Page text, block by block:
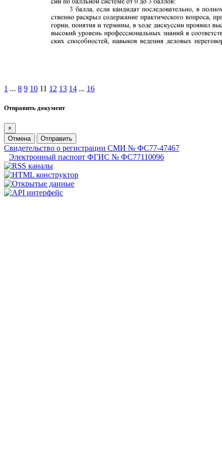
1 ... 8 9 10 11 12 13 14 ... 16
Отправить документ
×
Отмена
Отправить
Свидетельство о регистрации СМИ № ФС77-47467
Электронный паспорт ФГИС № ФС77110096